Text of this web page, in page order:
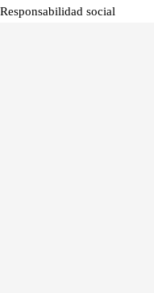
Responsabilidad social